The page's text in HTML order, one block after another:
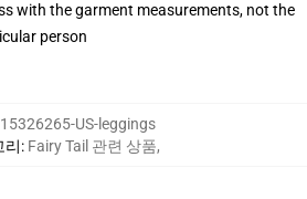
with the garment measurements, not the
person
15326265-US-leggings
리: Fairy Tail 관련 상품,